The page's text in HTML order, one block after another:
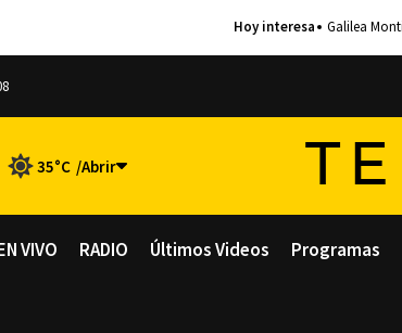
Galilea
35°C
VIVO RADIO Últimos Videos Programas